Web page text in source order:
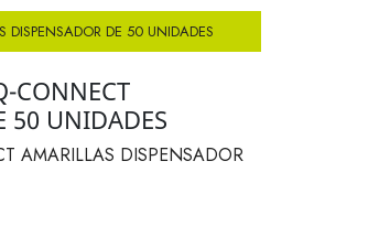
DISPENSADOR DE 50 UNIDADES
CONNECT
50 UNIDADES
AMARILLAS DISPENSADOR